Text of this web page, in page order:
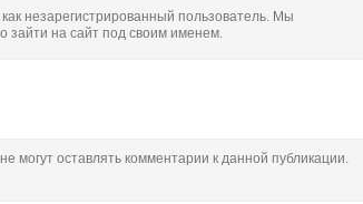
на сегодня,
сегодня, 18 февраля
незарегистрированный пользователь. Мы
зайти на сайт под своим именем.
могут оставлять комментарии к данной публикации.